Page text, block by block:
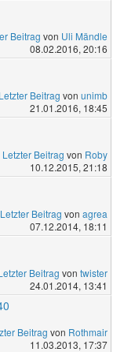
Beitrag von Uli Mändle
08.02.2016, 20:16
Letzter Beitrag von unimb
21.01.2016, 18:45
Letzter Beitrag von Roby
10.12.2015, 21:18
Letzter Beitrag von agrea
07.12.2014, 18:11
Beitrag von twister
24.01.2014, 13:41
Beitrag von Rothmair
11.03.2013, 17:37